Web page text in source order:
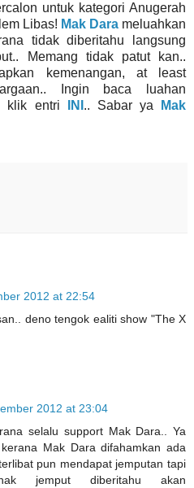
untuk kategori Anugerah
Libas! Mak Dara meluahkan
tidak diberitahu langsung
Memang tidak patut kan..
kemenangan, at least
Ingin baca luahan
klik entri
INI .. Sabar ya
Mak
2012 at 22:54
deno tengok ealiti show "The X
2012 at 23:04
selalu support Mak Dara.. Ya
Mak Dara difahamkan ada
pun mendapat jemputan tapi
jemput diberitahu akan